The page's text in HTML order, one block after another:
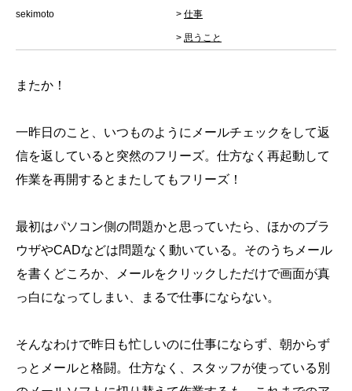
sekimoto > 仕事
> 思うこと
またか！
一昨日のこと、いつものようにメールチェックをして返
信を返していると突然のフリーズ。仕方なく再起動して
作業を再開するとまたしてもフリーズ！
最初はパソコン側の問題かと思っていたら、ほかのブラ
ウザやCADなどは問題なく動いている。そのうちメール
を書くどころか、メールをクリックしただけで画面が真
っ白になってしまい、まるで仕事にならない。
そんなわけで昨日も忙しいのに仕事にならず、朝からず
っとメールと格闘。仕方なく、スタッフが使っている別